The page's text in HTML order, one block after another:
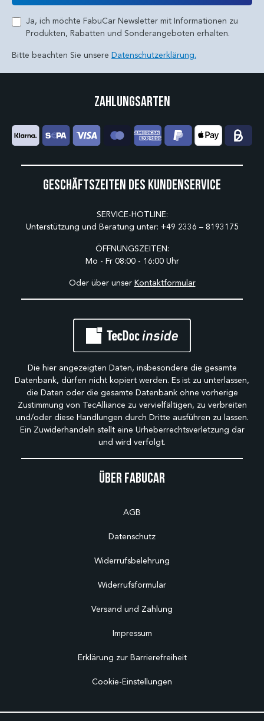
Ja, ich möchte FabuCar Newsletter mit Informationen zu
Produkten, Rabatten und Sonderangeboten erhalten.
Bitte beachten Sie unsere Datenschutzerklärung.
Über Fabucar
AGB
Datenschutz
Widerrufsbelehrung
Widerrufsformular
Versand und Zahlung
Impressum
Erklärung zur Barrierefreiheit
Cookie-Einstellungen
Geschäftszeiten des Kundenservice
SERVICE-HOTLINE:
Unterstützung und Beratung unter: +49 2336 – 8193175
ÖFFNUNGSZEITEN:
Mo - Fr 08:00 - 16:00 Uhr
Oder über unser Kontaktformular
Zahlungsarten
Die hier angezeigten Daten, insbesondere die gesamte
Datenbank, dürfen nicht kopiert werden. Es ist zu unterlassen,
die Daten oder die gesamte Datenbank ohne vorherige
Zustimmung von TecAlliance zu vervielfältigen, zu verbreiten
und/oder diese Handlungen durch Dritte ausführen zu lassen.
Ein Zuwiderhandeln stellt eine Urheberrechtsverletzung dar
und wird verfolgt.